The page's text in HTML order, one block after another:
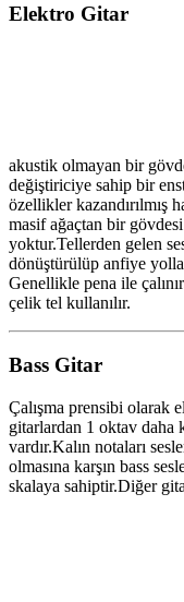
Elektro Gitar
akustik olmayan bir
değiştiriciye sahip bir
özellikler kazandırılmış
masif ağaçtan bir
yoktur.Tellerden gelen
dönüştürülüp anfiye
Genellikle pena ile
çelik tel kullanılır.
Bass Gitar
Çalışma prensibi olarak
gitarlardan 1 oktav daha
vardır.Kalın notaları
olmasına karşın bass
skalaya sahiptir.Diğer